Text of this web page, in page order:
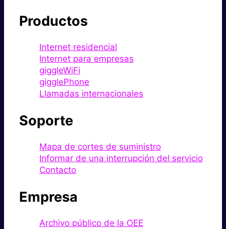
Productos
Internet residencial
Internet para empresas
giggleWiFi
gigglePhone
Llamadas internacionales
Soporte
Mapa de cortes de suministro
Informar de una interrupción del servicio
Contacto
Empresa
Archivo público de la OEE